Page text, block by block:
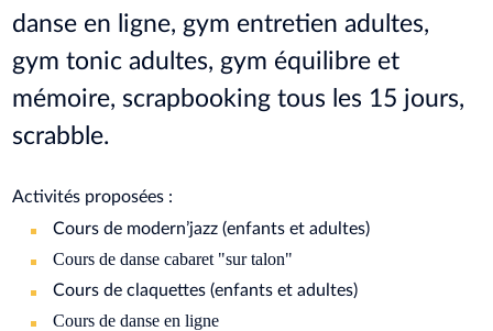
danse en ligne, gym entretien adultes,
gym tonic adultes, gym équilibre et
mémoire, scrapbooking tous les 15 jours,
scrabble.
Activités proposées :
Cours de modern’jazz (enfants et adultes)
Cours de danse cabaret "sur talon"
Cours de claquettes (enfants et adultes)
Cours de danse en ligne